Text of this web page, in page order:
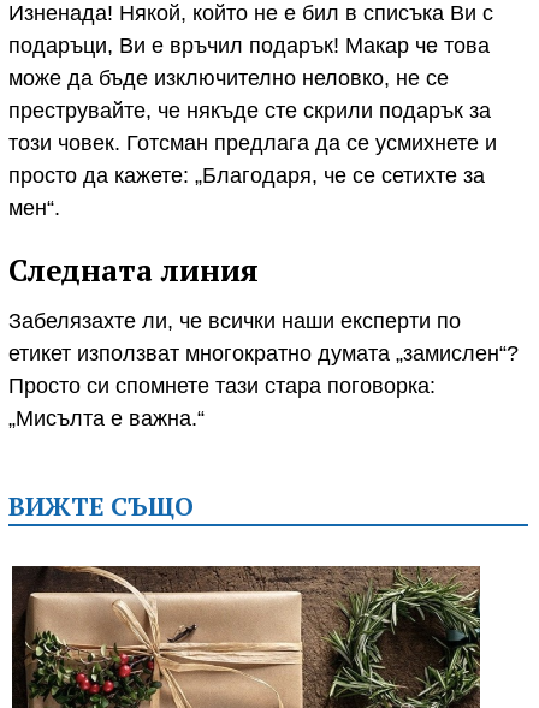
Изненада! Някой, който не е бил в списъка Ви с
подаръци, Ви е връчил подарък! Макар че това
може да бъде изключително неловко, не се
преструвайте, че някъде сте скрили подарък за
този човек. Готсман предлага да се усмихнете и
просто да кажете: „Благодаря, че се сетихте за
мен“.
Следната линия
Забелязахте ли, че всички наши експерти по
етикет използват многократно думата „замислен“?
Просто си спомнете тази стара поговорка:
„Мисълта е важна.“
ВИЖТЕ СЪЩО